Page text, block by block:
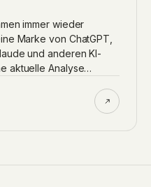
immer wieder
Marke von ChatGPT,
und anderen KI-
aktuelle Analyse…